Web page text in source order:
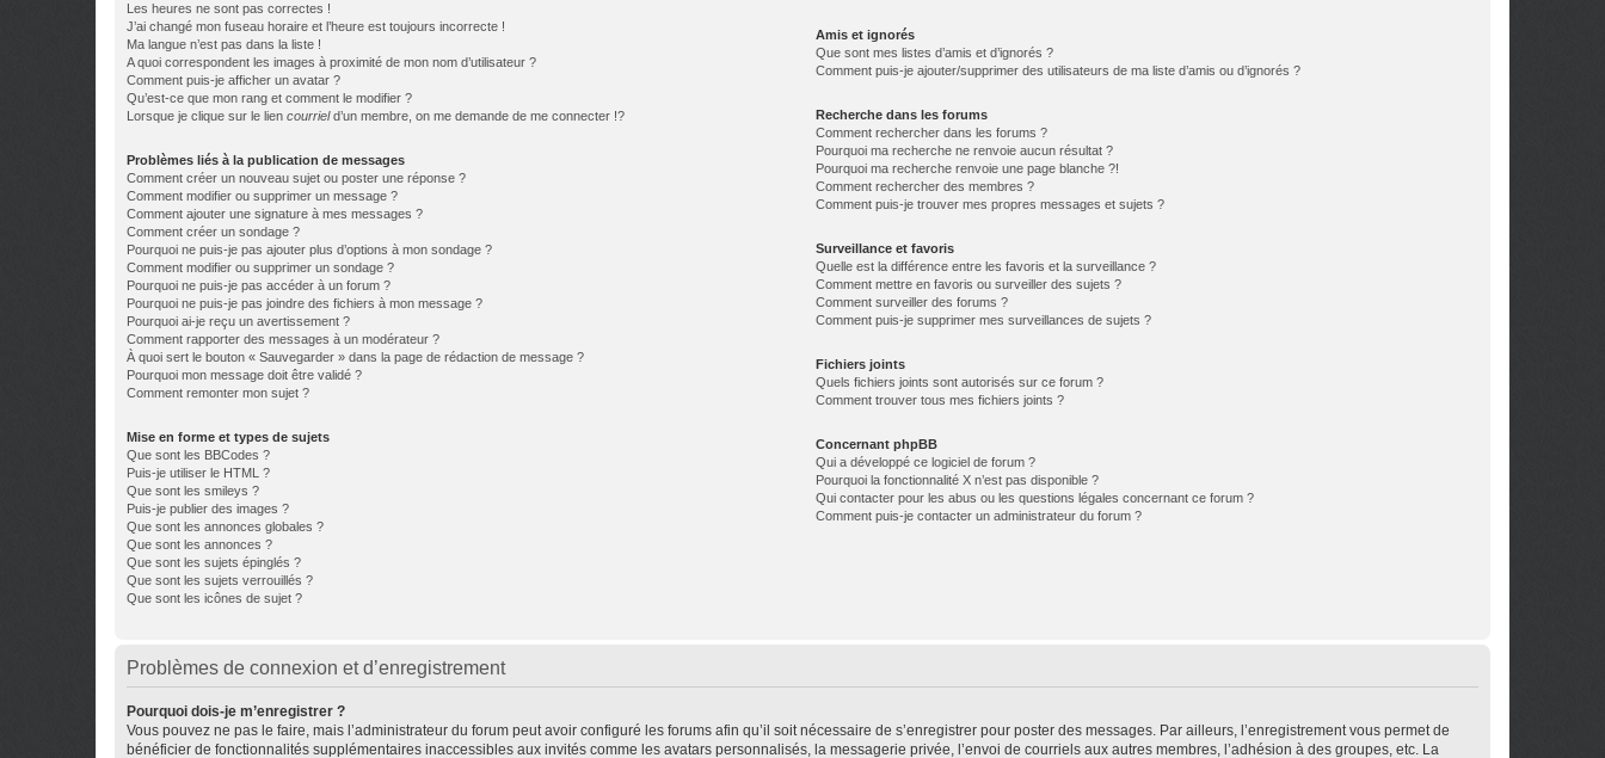
Les heures ne sont pas correctes !
J’ai changé mon fuseau horaire et l’heure est toujours incorrecte !
Ma langue n’est pas dans la liste !
A quoi correspondent les images à proximité de mon nom d’utilisateur ?
Comment puis-je afficher un avatar ?
Qu’est-ce que mon rang et comment le modifier ?
Lorsque je clique sur le lien courrield’un membre, on me demande de me connecter !?
Problèmes liés à la publication de messages
Comment créer un nouveau sujet ou poster une réponse ?
Comment modifier ou supprimer un message ?
Comment ajouter une signature à mes messages ?
Comment créer un sondage ?
Pourquoi ne puis-je pas ajouter plus d’options à mon sondage ?
Comment modifier ou supprimer un sondage ?
Pourquoi ne puis-je pas accéder à un forum ?
Pourquoi ne puis-je pas joindre des fichiers à mon message ?
Pourquoi ai-je reçu un avertissement ?
Comment rapporter des messages à un modérateur ?
À quoi sert le bouton « Sauvegarder » dans la page de rédaction de message ?
Pourquoi mon message doit être validé ?
Comment remonter mon sujet ?
Mise en forme et types de sujets
Que sont les BBCodes ?
Puis-je utiliser le HTML ?
Que sont les smileys ?
Puis-je publier des images ?
Que sont les annonces globales ?
Que sont les annonces ?
Que sont les sujets épinglés ?
Que sont les sujets verrouillés ?
Que sont les icônes de sujet ?
Amis et ignorés
Que sont mes listes d’amis et d’ignorés ?
Comment puis-je ajouter/supprimer des utilisateurs de ma liste d’amis ou d’ignorés ?
Recherche dans les forums
Comment rechercher dans les forums ?
Pourquoi ma recherche ne renvoie aucun résultat ?
Pourquoi ma recherche renvoie une page blanche ?!
Comment rechercher des membres ?
Comment puis-je trouver mes propres messages et sujets ?
Surveillance et favoris
Quelle est la différence entre les favoris et la surveillance ?
Comment mettre en favoris ou surveiller des sujets ?
Comment surveiller des forums ?
Comment puis-je supprimer mes surveillances de sujets ?
Fichiers joints
Quels fichiers joints sont autorisés sur ce forum ?
Comment trouver tous mes fichiers joints ?
Concernant phpBB
Qui a développé ce logiciel de forum ?
Pourquoi la fonctionnalité X n’est pas disponible ?
Qui contacter pour les abus ou les questions légales concernant ce forum ?
Comment puis-je contacter un administrateur du forum ?
Problèmes de connexion et d’enregistrement
Pourquoi dois-je m’enregistrer ?
Vous pouvez ne pas le faire, mais l’administrateur du forum peut avoir configuré les forums afin qu’il soit nécessaire de s’enregistrer pour poster des messages. Par ailleurs, l’enregistrement vous permet de
bénéficier de fonctionnalités supplémentaires inaccessibles aux invités comme les avatars personnalisés, la messagerie privée, l’envoi de courriels aux autres membres, l’adhésion à des groupes, etc. La